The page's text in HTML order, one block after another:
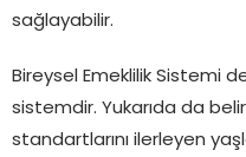
sağlayabilir.
Bireysel Emeklilik Sistemi
sistemdir. Yukarıda da
standartlarını ilerleyen